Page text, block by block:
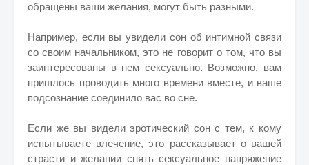
обращены ваши желания, могут быть разными.
Например, если вы увидели сон об интимной связи
со своим начальником, это не говорит о том, что вы
заинтересованы в нем сексуально. Возможно, вам
пришлось проводить много времени вместе, и ваше
подсознание соединило вас во сне.
Если же вы видели эротический сон с тем, к кому
испытываете влечение, это рассказывает о вашей
страсти и желании снять сексуальное напряжение